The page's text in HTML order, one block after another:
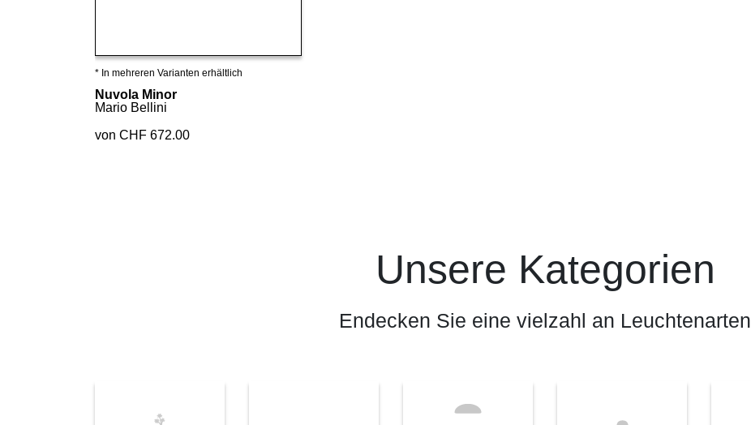
Details ansehen
* In mehreren Varianten erhältlich
Nuvola Minor
Mario Bellini
von CHF 672.00
Unsere Kategorien
Endecken Sie eine vielzahl an Leuchtenarten